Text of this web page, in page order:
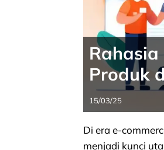
Produk
15/03/25
Di era e-
menjadi kunci